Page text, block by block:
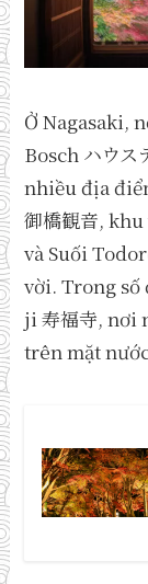
Ở Nagasaki,
Bosch ハウ
nhiều địa
御橋観音,
và Suối
vời. Trong số
ji 寿福寺, nơi
trên mặt